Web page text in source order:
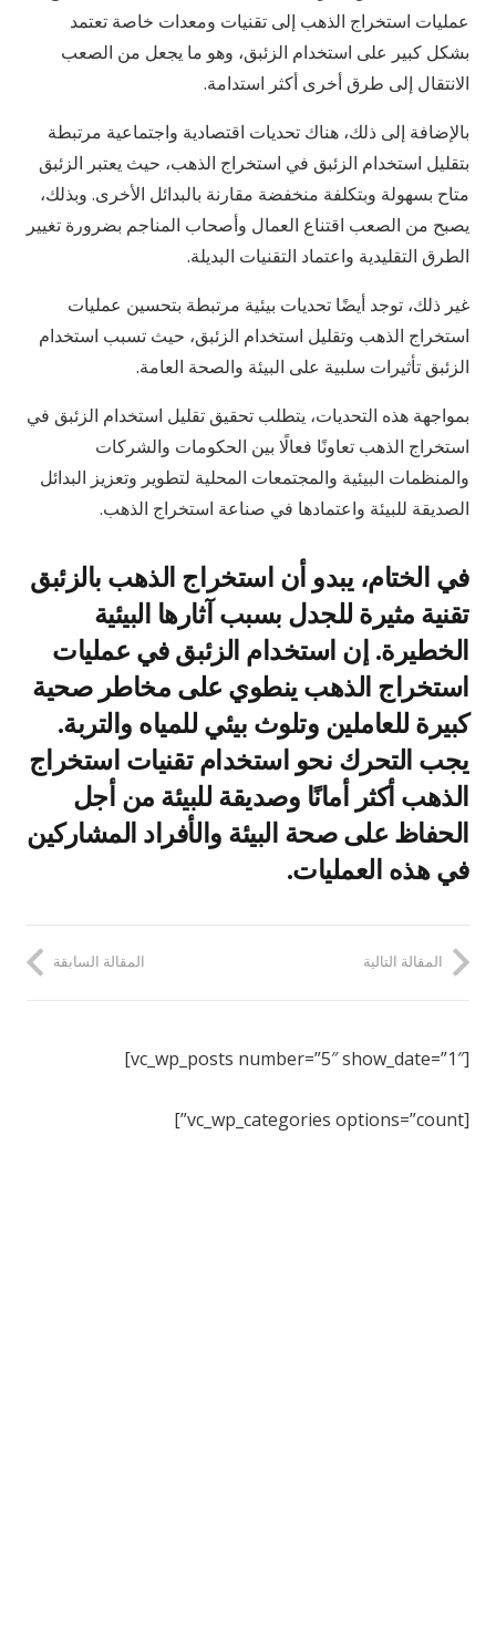
عمليات استخراج الذهب إلى تقنيات ومعدات خاصة تعتمد
بشكل كبير على استخدام الزئبق، وهو ما يجعل من الصعب
الانتقال إلى طرق أخرى أكثر استدامة.
بالإضافة إلى ذلك، هناك تحديات اقتصادية واجتماعية مرتبطة
بتقليل استخدام الزئبق في استخراج الذهب، حيث يعتبر الزئبق
متاح بسهولة وبتكلفة منخفضة مقارنة بالبدائل الأخرى. وبذلك،
يصبح من الصعب اقتناع العمال وأصحاب المناجم بضرورة تغيير
الطرق التقليدية واعتماد التقنيات البديلة.
غير ذلك، توجد أيضًا تحديات بيئية مرتبطة بتحسين عمليات
استخراج الذهب وتقليل استخدام الزئبق، حيث تسبب استخدام
الزئبق تأثيرات سلبية على البيئة والصحة العامة.
بمواجهة هذه التحديات، يتطلب تحقيق تقليل استخدام الزئبق في
استخراج الذهب تعاونًا فعالًا بين الحكومات والشركات
والمنظمات البيئية والمجتمعات المحلية لتطوير وتعزيز البدائل
الصديقة للبيئة واعتمادها في صناعة استخراج الذهب.
في الختام، يبدو أن استخراج الذهب بالزئبق
تقنية مثيرة للجدل بسبب آثارها البيئية
الخطيرة. إن استخدام الزئبق في عمليات
استخراج الذهب ينطوي على مخاطر صحية
كبيرة للعاملين وتلوث بيئي للمياه والتربة.
يجب التحرك نحو استخدام تقنيات استخراج
الذهب أكثر أمانًا وصديقة للبيئة من أجل
الحفاظ على صحة البيئة والأفراد المشاركين
في هذه العمليات.
المقالة السابقة المقالة التالية
[vc_wp_posts number=”5″ show_date=”1″]
[vc_wp_categories options=”count”]